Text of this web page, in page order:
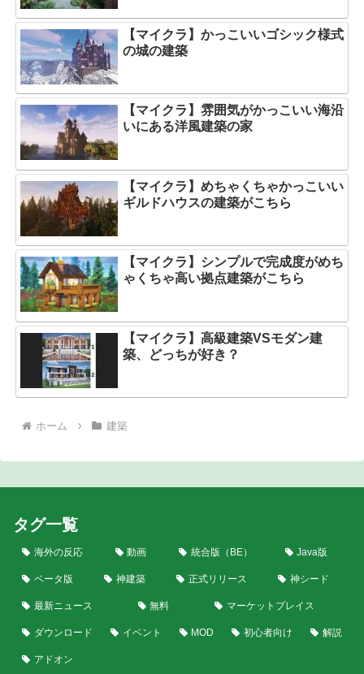
【マイクラ】かっこいいゴシック様式
の城の建築
【マイクラ】雰囲気がかっこいい海沿
いにある洋風建築の家
【マイクラ】めちゃくちゃかっこいい
ギルドハウスの建築がこちら
【マイクラ】シンプルで完成度がめち
ゃくちゃ高い拠点建築がこちら
【マイクラ】高級建築VSモダン建
築、どっちが好き？
ホーム 建築
タグ一覧
海外の反応 動画 統合版（BE） Java版
ベータ版 神建築 正式リリース 神シード
最新ニュース 無料 マーケットプレイス
ダウンロード イベント MOD 初心者向け 解説
アドオン